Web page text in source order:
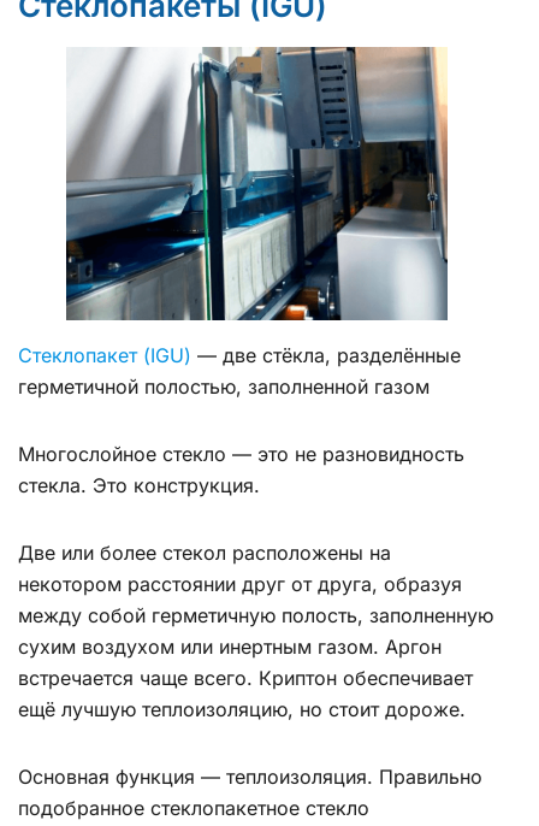
Стеклопакет (IGU) — две стёкла, разделённые
герметичной полостью, заполненной газом
Многослойное стекло — это не разновидность
стекла. Это конструкция.
Две или более стекол расположены на
некотором расстоянии друг от друга, образуя
между собой герметичную полость, заполненную
сухим воздухом или инертным газом. Аргон
встречается чаще всего. Криптон обеспечивает
ещё лучшую теплоизоляцию, но стоит дороже.
Основная функция — теплоизоляция. Правильно
подобранное стеклопакетное стекло